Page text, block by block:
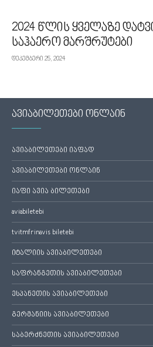
2024 წლის ყველაზე
საჰაერო მარშრუტები
დეკემბერი 25, 2024
ავიაბილეთები ონლაინ
ავიაბილეთები იაფად
ავიაბილეთები ონლაინ
იაფი ავია ბილეთები
aviabiletebi
tvitmfrinavis biletebi
იტალიის ავიაბილეთები
საფრანგეთის ავიაბილეთები
ესპანეთის ავიაბილეთები
გერმანიის ავიაბილეთები
საბერძნეთის ავიაბილეთები